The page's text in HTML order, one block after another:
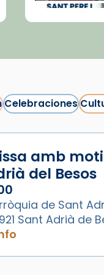
Cargar más...
Celebraciones
amb
del Besos
de Sant
Sant Adrià de